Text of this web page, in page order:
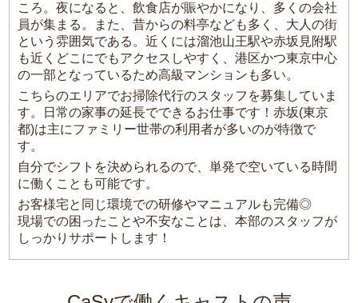
ころ。夜になると、飲食店が賑やかになり、多くの会社
員が集まる。また、昔からの料亭なども多く、大人の街
という雰囲気である。近くには溜池山王駅や赤坂見附駅
も近くどこにでもアクセスしやすく、港区かつ東京中心
の一部となっているため高級マンションも多い。
こちらのエリアでお掃除代行のスタッフを募集していま
す。日常の家事の延長でできるお仕事です！赤坂(東京
都)は主にファミリー世帯の利用者が多いのが特徴で
す。
自分でシフトを決められるので、単発で空いている時間
に働くことも可能です。
お客様宅と同じ環境での研修やマニュアルも完備◎
現場での困ったことや不安なことは、本部のスタッフが
しっかりサポートします！